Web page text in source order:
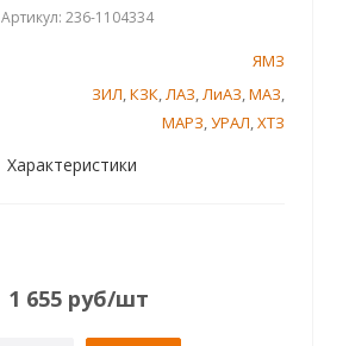
Артикул: 236-1104334
ЯМЗ
ЗИЛ,КЗК,ЛАЗ,ЛиАЗ,МАЗ,
МАРЗ,УРАЛ,ХТЗ
Характеристики
1 655руб/шт